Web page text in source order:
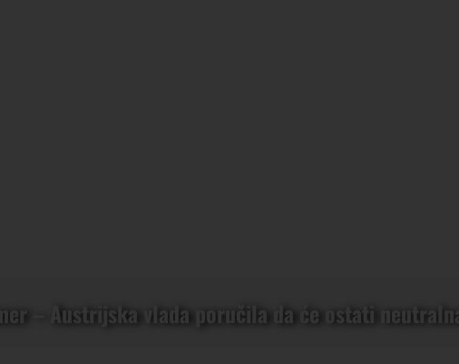
– Austrijska vlada poručila da će ostati